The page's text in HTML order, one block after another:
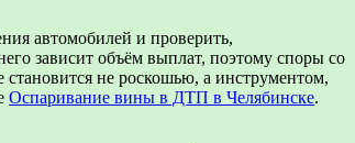
автомобилей и проверить,
зависит объём выплат, поэтому споры со
не роскошью, а инструментом,
Оспаривание вины в ДТП в Челябинске.